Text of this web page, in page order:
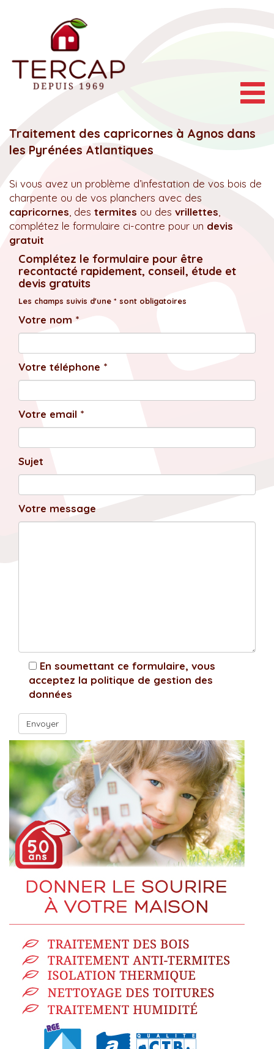
Traitement des capricornes à Agnos dans
les Pyrénées Atlantiques
Si vous avez un problème d’infestation de vos bois de
charpente ou de vos planchers avec des
capricornes , des termites ou des vrillettes
complétez le formulaire ci-contre pour un devis
gratuit
Complétez le formulaire pour être
recontacté rapidement, conseil, étude et
devis gratuits
Les champs suivis d'une * sont obligatoires
Votre nom *
Votre téléphone *
Votre email *
Sujet
Votre message
En soumettant ce formulaire, vous
acceptez la politique de gestion des
données